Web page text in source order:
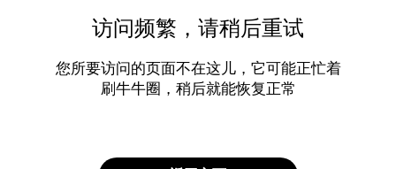
访问频繁，请稍后重试
您所要访问的页面不在这儿，它可能正忙着
刷牛牛圈，稍后就能恢复正常